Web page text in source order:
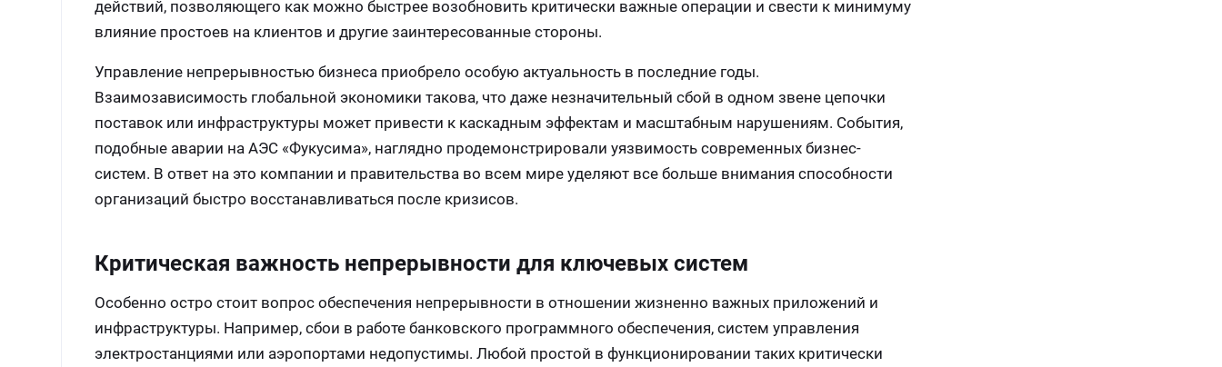
действий, позволяющего как можно быстрее возобновить критически важные операции и свести к минимуму
влияние простоев на клиентов и другие заинтересованные стороны.
Управление непрерывностью бизнеса приобрело особую актуальность в последние годы.
Взаимозависимость глобальной экономики такова, что даже незначительный сбой в одном звене цепочки
поставок или инфраструктуры может привести к каскадным эффектам и масштабным нарушениям. События,
подобные аварии на АЭС «Фукусима», наглядно продемонстрировали уязвимость современных бизнес-
систем. В ответ на это компании и правительства во всем мире уделяют все больше внимания способности
организаций быстро восстанавливаться после кризисов.
Критическая важность непрерывности для ключевых систем
Особенно остро стоит вопрос обеспечения непрерывности в отношении жизненно важных приложений и
инфраструктуры. Например, сбои в работе банковского программного обеспечения, систем управления
электростанциями или аэропортами недопустимы. Любой простой в функционировании таких критически